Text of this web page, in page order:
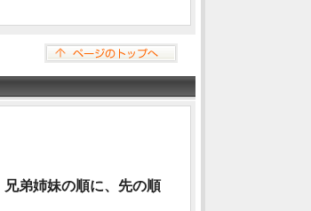
弟姉妹の順に、先の順